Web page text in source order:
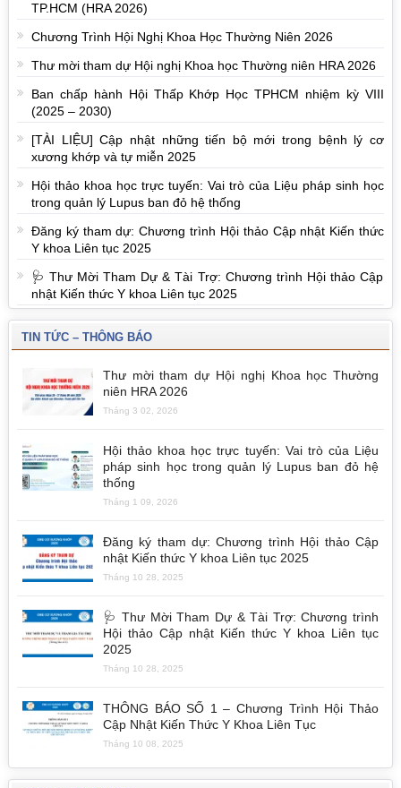
TP.HCM (HRA 2026)
Chương Trình Hội Nghị Khoa Học Thường Niên 2026
Thư mời tham dự Hội nghị Khoa học Thường niên HRA 2026
Ban chấp hành Hội Thấp Khớp Học TPHCM nhiệm kỳ VIII
(2025 – 2030)
[TÀI LIỆU] Cập nhật những tiến bộ mới trong bệnh lý cơ
xương khớp và tự miễn 2025
Hội thảo khoa học trực tuyến: Vai trò của Liệu pháp sinh học
trong quản lý Lupus ban đỏ hệ thống
Đăng ký tham dự: Chương trình Hội thảo Cập nhật Kiến thức
Y khoa Liên tục 2025
🩺 Thư Mời Tham Dự & Tài Trợ: Chương trình Hội thảo Cập
nhật Kiến thức Y khoa Liên tục 2025
TIN TỨC – THÔNG BÁO
Thư mời tham dự Hội nghị Khoa học Thường
niên HRA 2026
Tháng 3 02, 2026
Hội thảo khoa học trực tuyến: Vai trò của Liệu
pháp sinh học trong quản lý Lupus ban đỏ hệ
thống
Tháng 1 09, 2026
Đăng ký tham dự: Chương trình Hội thảo Cập
nhật Kiến thức Y khoa Liên tục 2025
Tháng 10 28, 2025
🩺 Thư Mời Tham Dự & Tài Trợ: Chương trình
Hội thảo Cập nhật Kiến thức Y khoa Liên tục
2025
Tháng 10 28, 2025
THÔNG BÁO SỐ 1 – Chương Trình Hội Thảo
Cập Nhật Kiến Thức Y Khoa Liên Tục
Tháng 10 08, 2025